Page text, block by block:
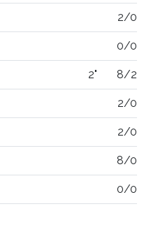
2/0
0/0
2" 8/2
2/0
2/0
8/0
0/0